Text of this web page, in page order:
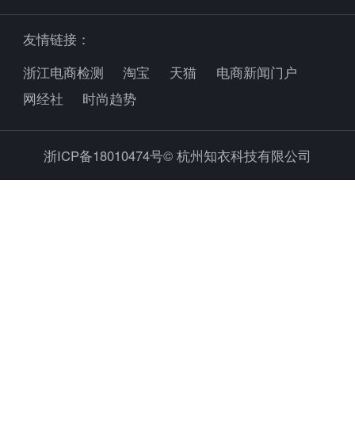
友情链接：
浙江电商检测
淘宝 天猫
电商新闻门户
网经社
时尚趋势
浙ICP备18010474号© 杭州知衣科技有限公司